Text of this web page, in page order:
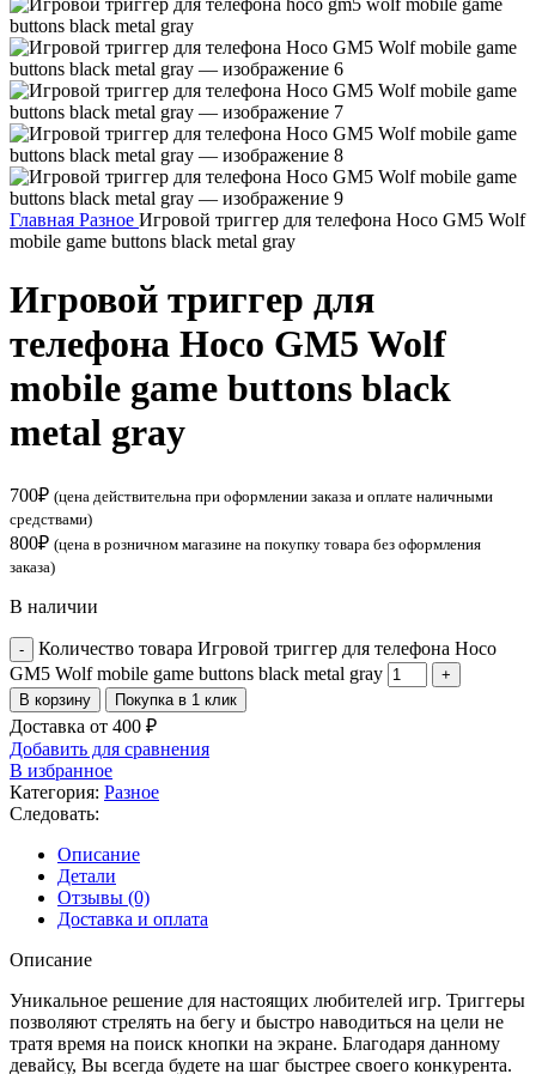
Главная Разное Игровой триггер для телефона Hoco GM5 Wolf
mobile game buttons black metal gray
Игровой триггер для
телефона Hoco GM5 Wolf
mobile game buttons black
metal gray
700₽ (цена действительна при оформлении заказа и оплате наличными
средствами)
800₽ (цена в розничном магазине на покупку товара без оформления
заказа)
В наличии
Количество товара Игровой триггер для телефона Hoco
GM5 Wolf mobile game buttons black metal gray
В корзину Покупка в 1 клик
Доставка от 400 ₽
Добавить для сравнения
В избранное
Категория: Разное
Следовать:
Описание
Детали
Отзывы (0)
Доставка и оплата
Описание
Уникальное решение для настоящих любителей игр. Триггеры
позволяют стрелять на бегу и быстро наводиться на цели не
тратя время на поиск кнопки на экране. Благодаря данному
девайсу, Вы всегда будете на шаг быстрее своего конкурента.